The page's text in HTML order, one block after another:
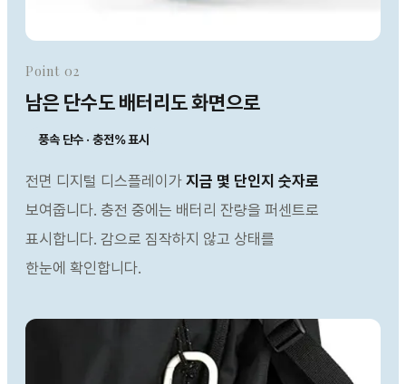
Point 02
남은 단수도 배터리도 화면으로
풍속 단수 · 충전% 표시
전면 디지털 디스플레이가 지금 몇 단인지 숫자로
보여줍니다. 충전 중에는 배터리 잔량을 퍼센트로
표시합니다. 감으로 짐작하지 않고 상태를
한눈에 확인합니다.